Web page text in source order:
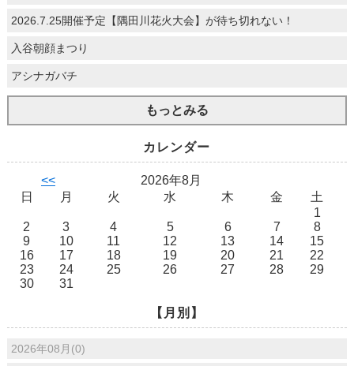
2026.7.25開催予定【隅田川花火大会】が待ち切れない！
入谷朝顔まつり
アシナガバチ
もっとみる
カレンダー
<<
2026年8月
日
月 火 水 木 金
土
1
2
3 4 5 6 7
8
9
10 11 12 13 14
15
16
17 18 19 20 21
22
23
24 25 26 27 28
29
30
31
【月別】
2026年08月(0)